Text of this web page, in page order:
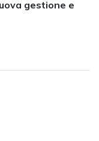
gestione e